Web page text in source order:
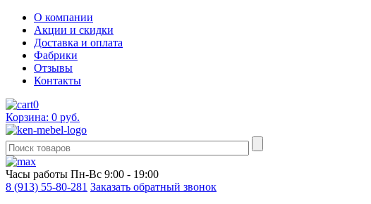
О компании
Акции и скидки
Доставка и оплата
Фабрики
Отзывы
Контакты
0
Корзина: 0 руб.
Часы работы Пн-Вс 9:00 - 19:00
8 (913) 55-80-281 Заказать обратный звонок